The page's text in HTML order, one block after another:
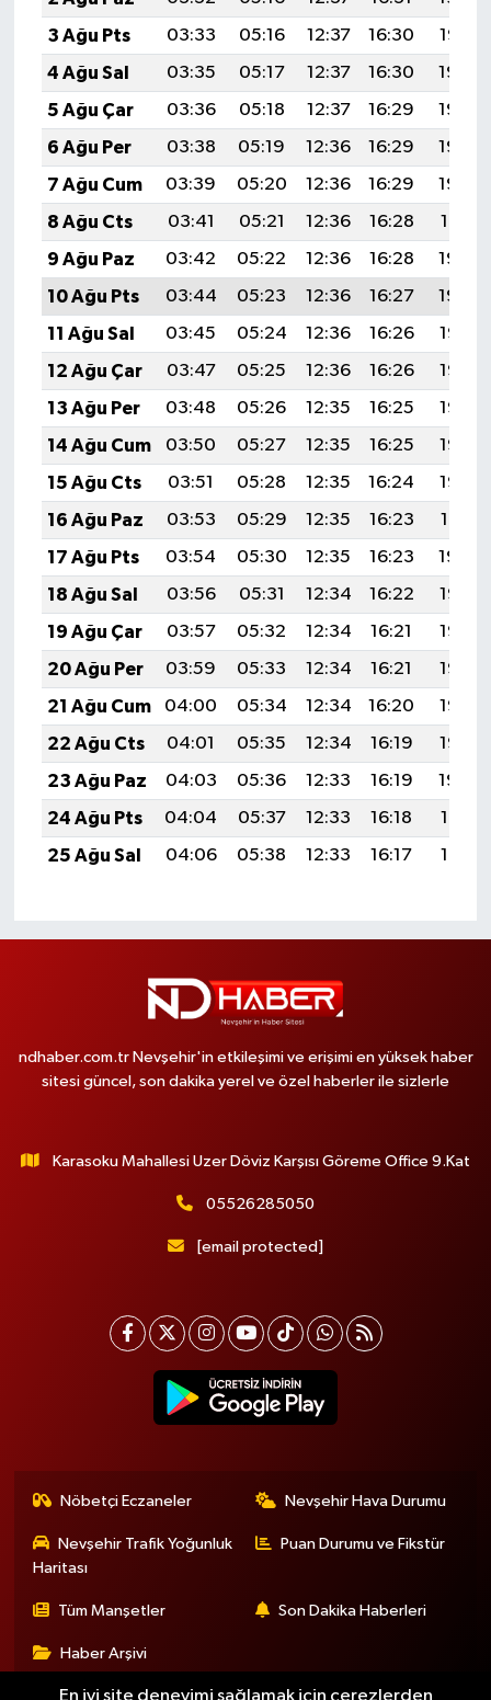
3 Ağu Pts
03:33 05:16 12:37 16:30
19:47
4 Ağu Sal
03:35 05:17 12:37 16:30
19:46
5 Ağu Çar
03:36 05:18 12:37 16:29
19:45
6 Ağu Per
03:38 05:19 12:36 16:29
19:44
7 Ağu Cum
03:39 05:20 12:36 16:29
19:42
8 Ağu Cts
03:41 05:21 12:36 16:28
19:41
9 Ağu Paz
03:42 05:22 12:36 16:28
19:40
10 Ağu Pts
03:44 05:23 12:36 16:27
19:39
11 Ağu Sal
03:45 05:24 12:36 16:26
19:37
12 Ağu Çar
03:47 05:25 12:36 16:26
19:36
13 Ağu Per
03:48 05:26 12:35 16:25
19:35
14 Ağu Cum
03:50 05:27 12:35 16:25
19:33
15 Ağu Cts
03:51 05:28 12:35 16:24
19:32
16 Ağu Paz
03:53 05:29 12:35 16:23
19:31
17 Ağu Pts
03:54 05:30 12:35 16:23
19:29
18 Ağu Sal
03:56 05:31 12:34 16:22
19:28
19 Ağu Çar
03:57 05:32 12:34 16:21
19:26
20 Ağu Per
03:59 05:33 12:34 16:21
19:25
21 Ağu Cum
04:00 05:34 12:34 16:20
19:23
22 Ağu Cts
04:01 05:35 12:34 16:19
19:22
23 Ağu Paz
04:03 05:36 12:33 16:19
19:20
24 Ağu Pts
04:04 05:37 12:33 16:18
19:19
25 Ağu Sal
04:06 05:38 12:33 16:17 19:17
ndhaber.com.tr Nevşehir'in etkileşimi ve erişimi en yüksek haber
sitesi güncel, son dakika yerel ve özel haberler ile sizlerle
Karasoku Mahallesi Uzer Döviz Karşısı Göreme Office 9.Kat
05526285050
[email protected]
Nöbetçi Eczaneler Nevşehir Hava Durumu
Nevşehir Trafik Yoğunluk
Haritası
Puan Durumu ve Fikstür
Tüm Manşetler Son Dakika Haberleri
Haber Arşivi
En iyi site deneyimi sağlamak için çerezlerden